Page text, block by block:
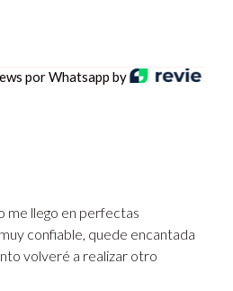
por Whatsapp by
me llego en perfectas
confiable, quede encantada
volveré a realizar otro